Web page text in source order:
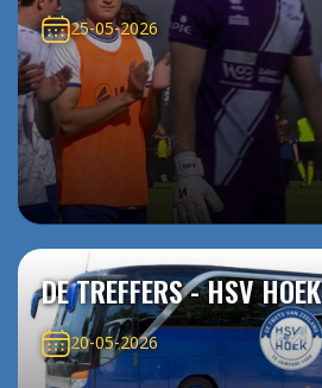
25-05-2026
DE TREFFERS - HSV HOEK
20-05-2026